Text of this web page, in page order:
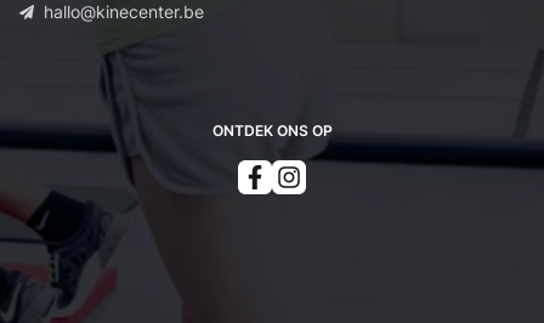
ONTDEK ONS OP
hallo@kinecenter.be